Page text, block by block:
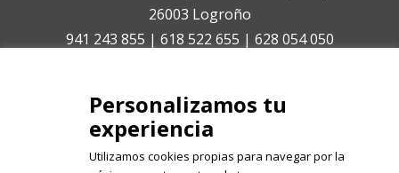
26003 Logroño
941 243 855 | 618 522 655 | 628 054 050
Personalizamos tu
experiencia
Utilizamos cookies propias para navegar por la